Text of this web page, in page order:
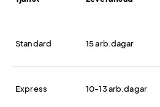
Standard 15 arb.dagar
Express 10-13 arb.dagar